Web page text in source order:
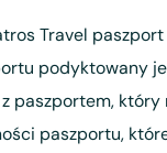
Travel
podyktowany
paszportem,
paszportu,